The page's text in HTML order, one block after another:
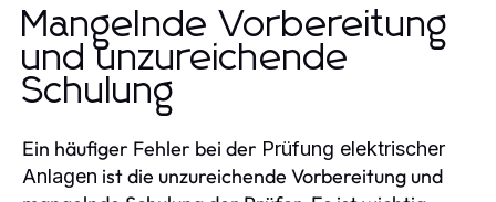
Mangelnde Vorbereitung
und unzureichende
Schulung
Ein häufiger Fehler bei der Prüfung elektrischer
Anlagen ist die unzureichende Vorbereitung und